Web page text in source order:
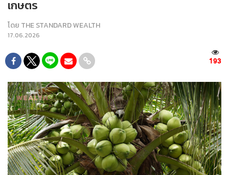
เกษตร
โดย THE STANDARD WEALTH
17.06.2026
193